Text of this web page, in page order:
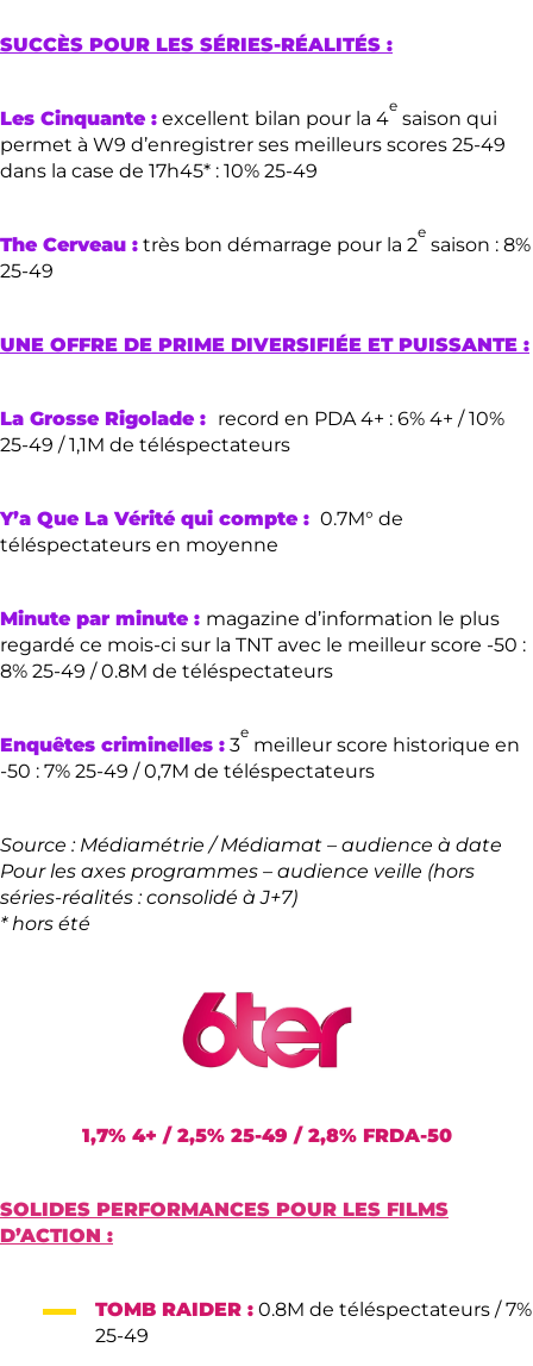
SUCCÈS POUR LES SÉRIES-RÉALITÉS :
Les Cinquante : excellent bilan pour la 4
e
saison qui
permet à W9 d’enregistrer ses meilleurs scores 25-49
dans la case de 17h45* : 10% 25-49
The Cerveau : très bon démarrage pour la 2
e
saison : 8%
25-49
UNE OFFRE DE PRIME DIVERSIFIÉE ET PUISSANTE :
La Grosse Rigolade : record en PDA 4+ : 6% 4+ / 10%
25-49 / 1,1M de téléspectateurs
Y’a Que La Vérité qui compte : 0.7M° de
téléspectateurs en moyenne
Minute par minute : magazine d’information le plus
regardé ce mois-ci sur la TNT avec le meilleur score -50 :
8% 25-49 / 0.8M de téléspectateurs
Enquêtes criminelles : 3
e
meilleur score historique en
-50 : 7% 25-49 / 0,7M de téléspectateurs
Source : Médiamétrie / Médiamat – audience à date
Pour les axes programmes – audience veille (hors
séries-réalités : consolidé à J+7)
* hors été
1,7% 4+ / 2,5% 25-49 / 2,8% FRDA-50
SOLIDES PERFORMANCES POUR LES FILMS
D’ACTION :
TOMB RAIDER : 0.8M de téléspectateurs / 7%
25-49